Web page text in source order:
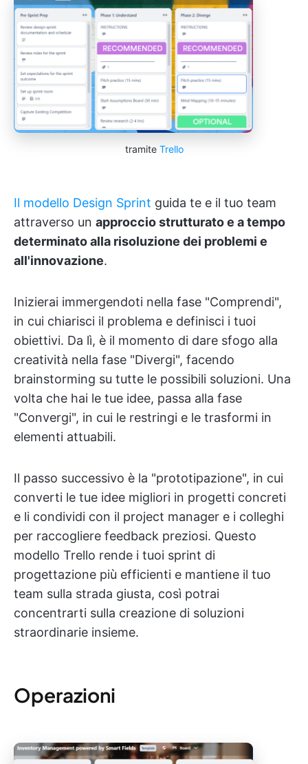
tramite Trello
Il modello Design Sprint guida te e il tuo team
attraverso un approccio strutturato e a tempo
determinato alla risoluzione dei problemi e
all'innovazione.
Inizierai immergendoti nella fase "Comprendi",
in cui chiarisci il problema e definisci i tuoi
obiettivi. Da lì, è il momento di dare sfogo alla
creatività nella fase "Divergi", facendo
brainstorming su tutte le possibili soluzioni. Una
volta che hai le tue idee, passa alla fase
"Convergi", in cui le restringi e le trasformi in
elementi attuabili.
Il passo successivo è la "prototipazione", in cui
converti le tue idee migliori in progetti concreti
e li condividi con il project manager e i colleghi
per raccogliere feedback preziosi. Questo
modello Trello rende i tuoi sprint di
progettazione più efficienti e mantiene il tuo
team sulla strada giusta, così potrai
concentrarti sulla creazione di soluzioni
straordinarie insieme.
Operazioni